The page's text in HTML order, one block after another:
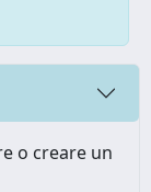
o creare un